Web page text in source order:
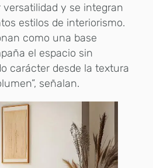
y se integran
estilos de interiorismo.
como una base
el espacio sin
carácter desde la textura
señalan.